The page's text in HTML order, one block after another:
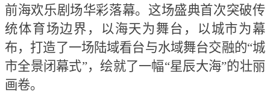
前海欢乐剧场华彩落幕。这场盛典首次突破传
统体育场边界，以海天为舞台，以城市为幕
布，打造了一场陆域看台与水域舞台交融的“城
市全景闭幕式”，绘就了一幅“星辰大海”的壮丽
画卷。